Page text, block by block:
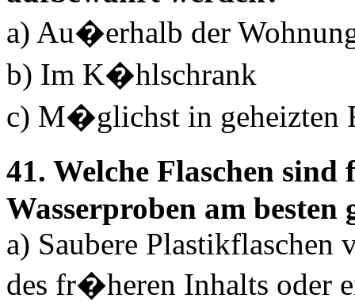
a) Au�erhalb der
b) Im K�hlschrank
c) M�glichst in geheizten
41. Welche Flaschen
Wasserproben am besten
a) Saubere
des fr�heren Inhalts oder